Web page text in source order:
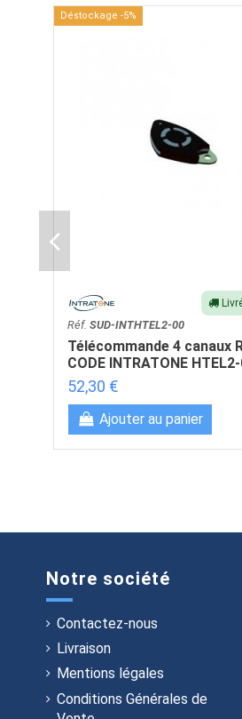
Déstockage -5%
Réf. SUD-INTHTEL2-00
Télécommande 4 canaux
CODE INTRATONE
52,30 €
Ajouter au panier
Notre société
Contactez-nous
Livraison
Mentions légales
Conditions Générales de